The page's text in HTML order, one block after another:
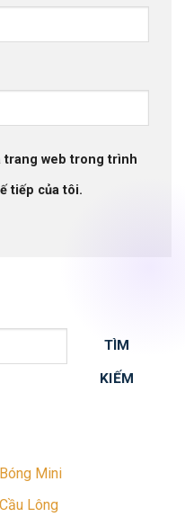
trang web trong trình
tiếp của tôi.
TÌM
KIẾM
Mini
Lông